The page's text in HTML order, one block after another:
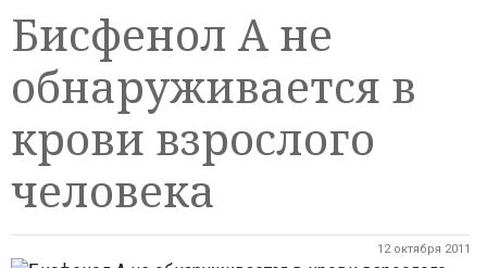
Бисфенол А не
обнаруживается в
крови взрослого
человека
12 октября 2011